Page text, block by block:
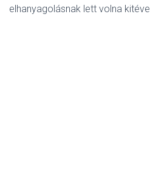
elhanyagolásnak lett volna kitéve.